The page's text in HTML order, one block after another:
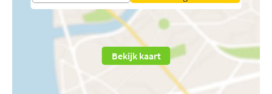
Bekijk kaart